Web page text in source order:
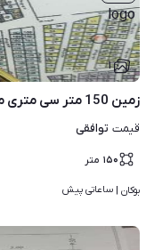
۱
زمین 150 متر سی متری مهندس رشیدی احمد خانه
قیمت توافقی
۱۵۰ متر
بوکان | ساعاتی پیش